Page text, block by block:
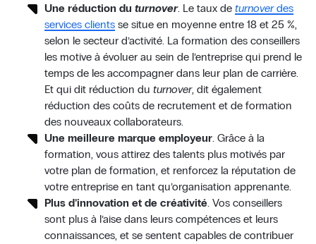
Une réduction du turnover. Le taux de turnoverdes
services clientsse situe en moyenne entre 18 et 25 %,
selon le secteur d’activité. La formation des conseillers
les motive à évoluer au sein de l’entreprise qui prend le
temps de les accompagner dans leur plan de carrière.
Et qui dit réduction du turnover, dit également
réduction des coûts de recrutement et de formation
des nouveaux collaborateurs.
Une meilleure marque employeur. Grâce à la
formation, vous attirez des talents plus motivés par
votre plan de formation, et renforcez la réputation de
votre entreprise en tant qu’organisation apprenante.
Plus d’innovation et de créativité. Vos conseillers
sont plus à l’aise dans leurs compétences et leurs
connaissances, et se sentent capables de contribuer